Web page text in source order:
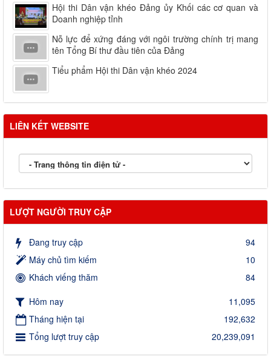
Hội thi Dân vận khéo Đảng ủy Khối các cơ quan và
Doanh nghiệp tỉnh
Nỗ lực để xứng đáng với ngôi trường chính trị mang
tên Tổng Bí thư đầu tiên của Đảng
Tiểu phẩm Hội thi Dân vận khéo 2024
LIÊN KẾT WEBSITE
LƯỢT NGƯỜI TRUY CẬP
Đang truy cập
94
Máy chủ tìm kiếm
10
Khách viếng thăm
84
Hôm nay
11,095
Tháng hiện tại
192,632
Tổng lượt truy cập
20,239,091